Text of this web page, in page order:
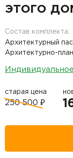
этого
Состав комплекта:
Архитектурный
Архитектурно-
старая цена
250 500 ₽